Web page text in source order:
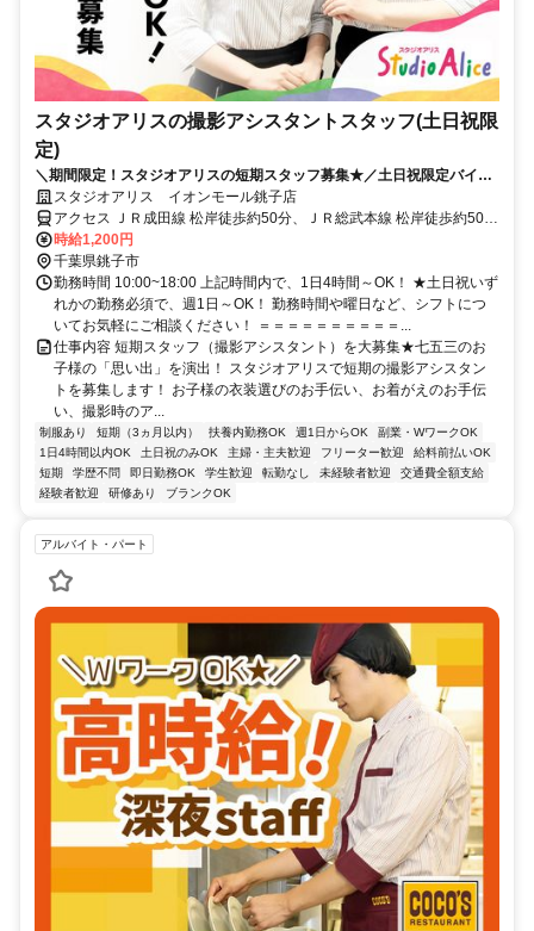
スタジオアリスの撮影アシスタントスタッフ(土日祝限
定)
＼期間限定！スタジオアリスの短期スタッフ募集★／土日祝限定バイト
◎週1日、1日4h～OK！
スタジオアリス イオンモール銚子店
アクセス ＪＲ成田線 松岸徒歩約50分、ＪＲ総武本線 松岸徒歩約50
分、ＪＲ成田線 銚子徒歩約56分 JR総武本線 銚子駅よりバス10分
時給1,200円
千葉県銚子市
勤務時間 10:00~18:00 上記時間内で、1日4時間～OK！ ★土日祝いず
れかの勤務必須で、週1日～OK！ 勤務時間や曜日など、シフトにつ
いてお気軽にご相談ください！ ＝＝＝＝＝＝＝＝＝＝...
仕事内容 短期スタッフ（撮影アシスタント）を大募集★七五三のお
子様の「思い出」を演出！ スタジオアリスで短期の撮影アシスタン
トを募集します！ お子様の衣装選びのお手伝い、お着がえのお手伝
い、撮影時のア...
制服あり 短期（3ヵ月以内） 扶養内勤務OK 週1日からOK
副業・WワークOK
1日4時間以内OK
土日祝のみOK 主婦・主夫歓迎 フリーター歓迎
給料前払いOK
短期
学歴不問 即日勤務OK 学生歓迎 転勤なし 未経験者歓迎
交通費全額支給
経験者歓迎
研修あり ブランクOK
アルバイト・パート